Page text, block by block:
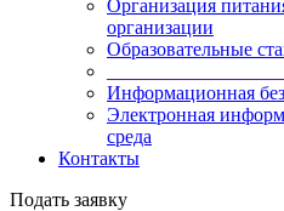
Организация
организации
Образовательные
Информационная
Электронная
среда
Контакты
Подать заявку